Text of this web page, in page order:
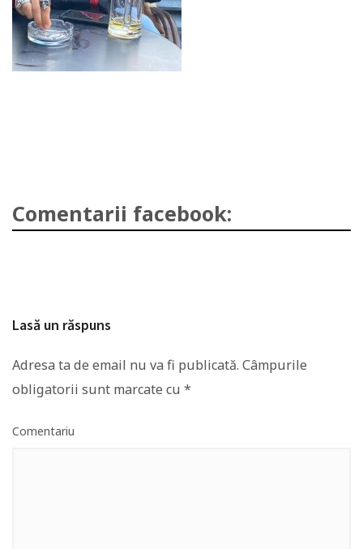
Comentarii facebook:
Lasă un răspuns
Adresa ta de email nu va fi publicată. Câmpurile
obligatorii sunt marcate cu *
Comentariu